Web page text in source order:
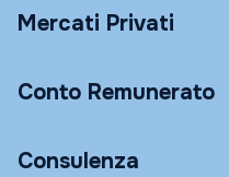
Mercati Privati
Conto Remunerato
Consulenza